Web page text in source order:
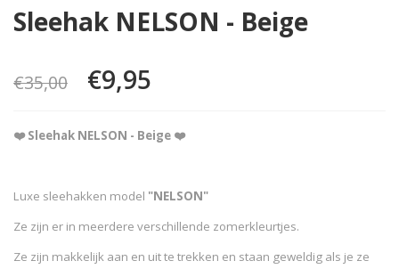
Sleehak NELSON - Beige
€35,00 €9,95
❤️ Sleehak NELSON - Beige ❤️
Luxe sleehakken model "NELSON"
Ze zijn er in meerdere verschillende zomerkleurtjes.
Ze zijn makkelijk aan en uit te trekken en staan geweldig als je ze